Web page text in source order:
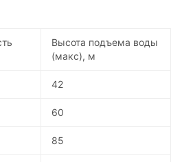
Высота подъема воды
(макс), м
42
60
85